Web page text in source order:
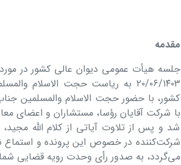
مقدمه
٢٠/٠۶/١۴٠٣ به ریاست حجت
کشور، با حضور حجت الاسلام والمسلمین
با شرکت آقایان رؤسا، مستشاران و اعضای
شد و پس از تلاوت آیاتی از کلام الله
شرکت‌کننده در خصوص این پرونده و استماع
می‌گردد، به صدور رأی وحدت رویه قضایی شماره ٨۵١ ـ ۱۴۰۳/۶/۲۰ منتھی